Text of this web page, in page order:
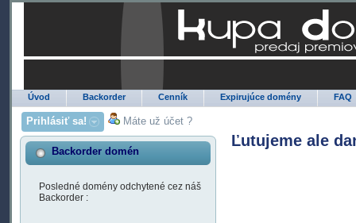
Úvod Backorder Cenník Expirujúce domény FAQ
Prihlásiť sa! Máte už účet ?
Backorder domén
Posledné domény odchytené cez náš
Backorder :
Ľutujeme ale